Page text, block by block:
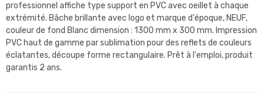
professionnel affiche type support en PVC avec oeillet à chaque
extrémité. Bâche brillante avec logo et marque d'époque, NEUF,
couleur de fond Blanc dimension : 1300 mm x 300 mm. Impression
PVC haut de gamme par sublimation pour des reflets de couleurs
éclatantes, découpe forme rectangulaire. Prêt à l'emploi, produit
garantis 2 ans.